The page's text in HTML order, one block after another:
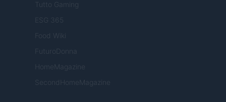
Tutto Gaming
ESG 365
Food Wiki
FuturoDonna
HomeMagazine
SecondHomeMagazine